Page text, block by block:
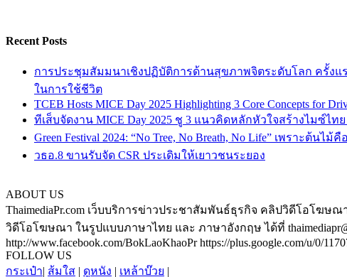
Recent Posts
การประชุมสัมมนาเชิงปฏิบัติการด้านสุขภาพจิตระดับโลก ครั้งแร
ในการใช้ชีวิต
TCEB Hosts MICE Day 2025 Highlighting 3 Core Concepts for
ทีเส็บจัดงาน MICE Day 2025 ชู 3 แนวคิดหลักหัวใจสร้างไมซ์ไทย
Green Festival 2024: “No Tree, No Breath, No Life” เพราะต้นไ
วธอ.8 ขานรับจัด CSR ประเดิมให้เยาวชนระยอง
ABOUT US
ThaimediaPr.com เว็บบริการข่าวประชาสัมพันธ์ธุรกิจ คลิปวิดีโอโฆษ
วิดีโอโฆษณา ในรูปแบบภาษาไทย และ ภาษาอังกฤษ ได้ที่
http://www.facebook.com/BokLaoKhaoPr https://plus.google.com/u/0/
FOLLOW US
กระเป๋า| ส้มใส | ดูหนัง | เหล้าบ๊วย |